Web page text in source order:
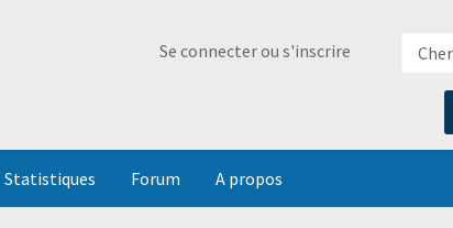
Se connecter ou s'inscrire
Chercher
Statistiques Forum A propos